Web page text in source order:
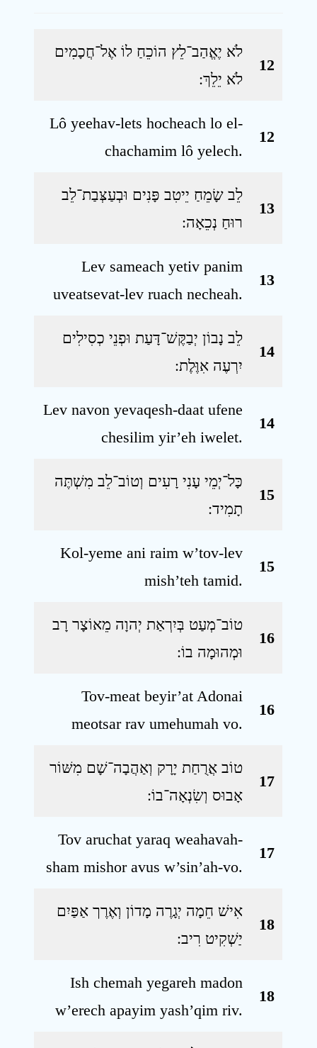
לֹא יֶאֱהַב־לֵץ הוֹכֵחַ לוֹ אֶל־חֲכָמִים
לֹא יֵלֵךְ ׃
12
Lô yeehav-lets hocheach lo el-
chachamim lô yelech.
12
לֵב שָׂמֵחַ יֵיטִב פָּנִים וּבְעַצְּבַת־לֵב
רוּחַ נְכֵאָה ׃
13
Lev sameach yetiv panim
uveatsevat-lev ruach necheah.
13
לֵב נָבוֹן יְבַקֶּשׁ־דָּעַת וּפְנֵי כְסִילִים
יִרְעֶה אִוֶּלֶת ׃
14
Lev navon yevaqesh-daat ufene
chesilim yir’eh iwelet.
14
כָּל־יְמֵי עָנִי רָעִים וְטוֹב־לֵב מִשְׁתֶּה
תָמִיד ׃
15
Kol-yeme ani raim w’tov-lev
mish’teh tamid.
15
טוֹב־מְעַט בְּיִרְאַת יְהוָה מֵאוֹצָר רָב
וּמְהוּמָה בוֹ ׃
16
Tov-meat beyir’at Adonai
meotsar rav umehumah vo.
16
טוֹב אֲרֻחַת יָרָק וְאַהֲבָה־שָׁם מִשּׁוֹר
אָבוּס וְשִׂנְאָה־בוֹ ׃
17
Tov aruchat yaraq weahavah-
sham mishor avus w’sin’ah-vo.
17
אִישׁ חֵמָה יְגָרֶה מָדוֹן וְאֶרֶך אַפַּיִם
יַשְׁקִיט רִיב ׃
18
Ish chemah yegareh madon
w’erech apayim yash’qim riv.
18